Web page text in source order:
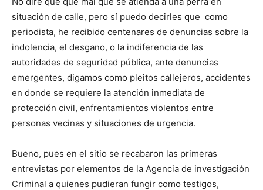
situación de calle, pero sí puedo decirles que como
periodista, he recibido centenares de denuncias sobre la
indolencia, el desgano, o la indiferencia de las
autoridades de seguridad pública, ante denuncias
emergentes, digamos como pleitos callejeros, accidentes
en donde se requiere la atención inmediata de
protección civil, enfrentamientos violentos entre
personas vecinas y situaciones de urgencia.
Bueno, pues en el sitio se recabaron las primeras
entrevistas por elementos de la Agencia de investigación
Criminal a quienes pudieran fungir como testigos,